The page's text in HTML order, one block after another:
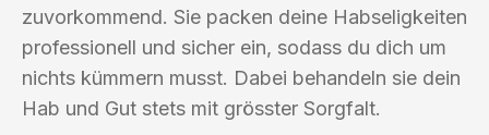
zuvorkommend. Sie packen deine Habseligkeiten
professionell und sicher ein, sodass du dich um
nichts kümmern musst. Dabei behandeln sie dein
Hab und Gut stets mit grösster Sorgfalt.